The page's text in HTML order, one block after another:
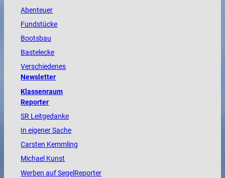
Abenteuer
Fundstücke
Bootsbau
Bastelecke
Verschiedenes
Newsletter
Klassenraum
Reporter
SR Leitgedanke
In eigener Sache
Carsten Kemmling
Michael Kunst
Werben auf SegelReporter